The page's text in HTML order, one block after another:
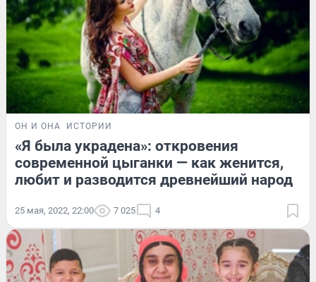
ОН И ОНА ИСТОРИИ
«Я была украдена»: откровения
современной цыганки — как женится,
любит и разводится древнейший народ
25 мая, 2022, 22:00 7 025 4